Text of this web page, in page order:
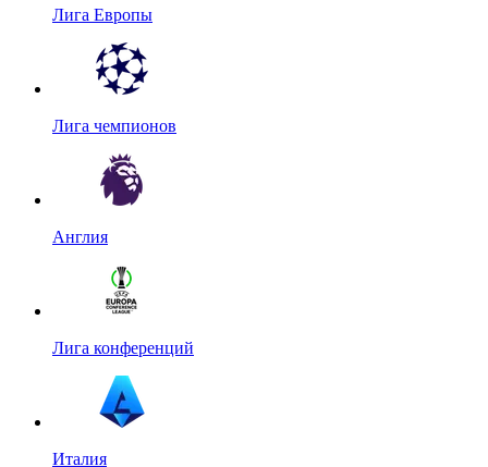
Лига Европы
Лига чемпионов
Англия
Лига конференций
Италия